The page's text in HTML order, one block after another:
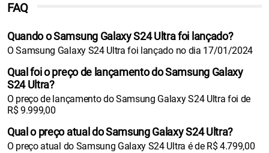
FAQ
Quando o Samsung Galaxy S24 Ultra foi lançado?
O Samsung Galaxy S24 Ultra foi lançado no dia 17/01/2024
Qual foi o preço de lançamento do Samsung Galaxy
S24 Ultra?
O preço de lançamento do Samsung Galaxy S24 Ultra foi de
R$ 9.999,00
Qual o preço atual do Samsung Galaxy S24 Ultra?
O preço atual do Samsung Galaxy S24 Ultra é de R$ 4.799,00